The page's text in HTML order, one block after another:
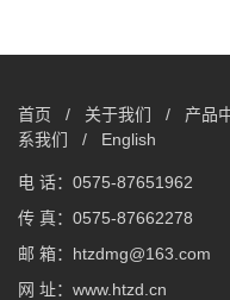
首页 / 关于我们 / 产品
系我们
/ English
电 话：0575-87651962
传 真：0575-87662278
邮 箱：htzdmg@163.com
网 址：www.htzd.cn